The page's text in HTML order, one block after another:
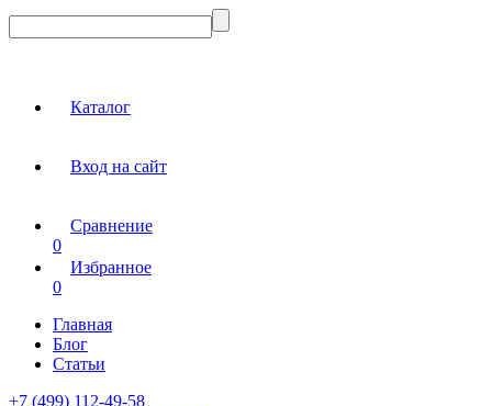
Каталог
Вход на сайт
Сравнение
0
Избранное
0
Главная
Блог
Статьи
+7 (499) 112-49-58